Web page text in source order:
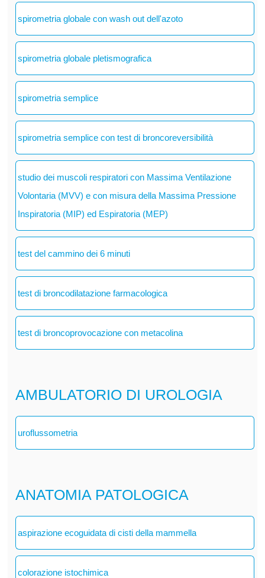
spirometria globale con wash out dell'azoto
spirometria globale pletismografica
spirometria semplice
spirometria semplice con test di broncoreversibilità
studio dei muscoli respiratori con Massima Ventilazione
Volontaria (MVV) e con misura della Massima Pressione
Inspiratoria (MIP) ed Espiratoria (MEP)
test del cammino dei 6 minuti
test di broncodilatazione farmacologica
test di broncoprovocazione con metacolina
AMBULATORIO DI UROLOGIA
uroflussometria
ANATOMIA PATOLOGICA
aspirazione ecoguidata di cisti della mammella
colorazione istochimica